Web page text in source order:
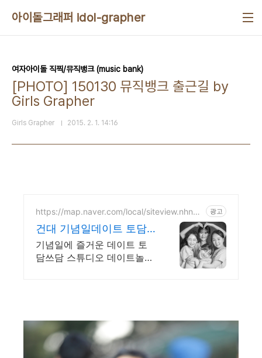
아이돌그래퍼 idol-grapher
여자아이돌 직찍/뮤직뱅크 (music bank)
[PHOTO] 150130 뮤직뱅크 출근길 by
Girls Grapher
Girls Grapher 2015. 2. 1. 14:16
https://map.naver.com/local/siteview.nhn?c
광고
건대 기념일데이트 토담
쓰담
기념일에 즐거운 데이트 토
담쓰담 스튜디오 데이트놀거